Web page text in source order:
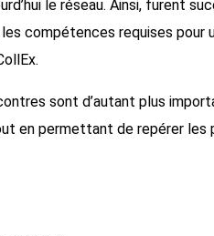
le réseau. Ainsi, furent
compétences requises pour
sont d’autant plus
en permettant de repérer les